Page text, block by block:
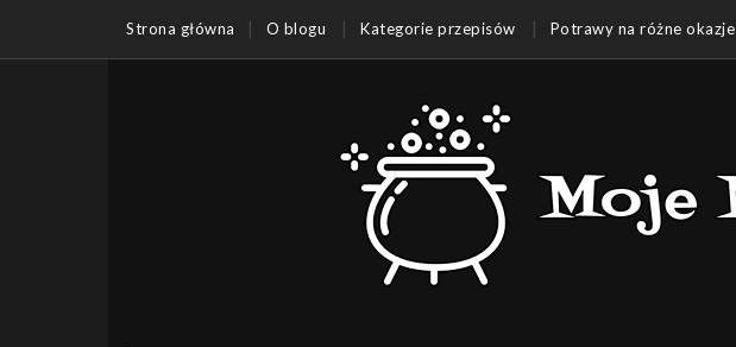
Strona główna O blogu Kategorie przepisów Potrawy na różne okazje